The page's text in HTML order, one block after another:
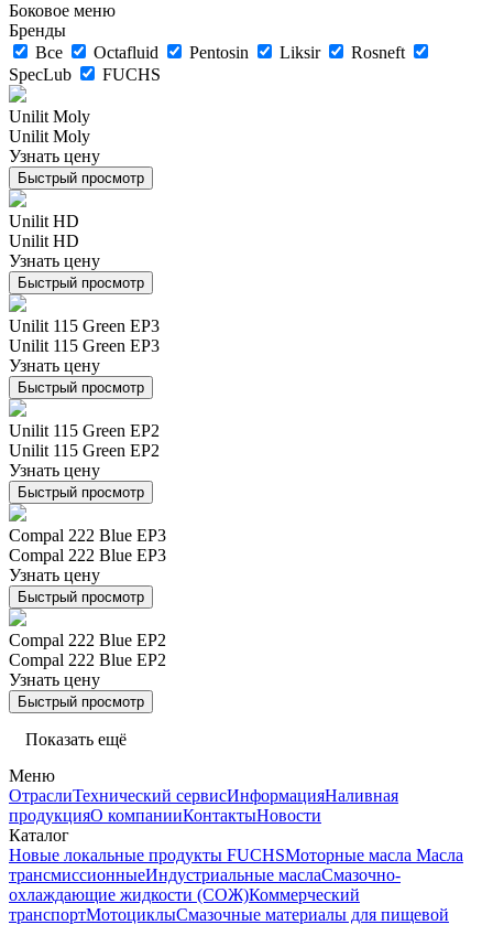
Боковое меню
Бренды
Все
Octafluid Pentosin Liksir
Rosneft
SpecLub
FUCHS
Unilit Moly
Unilit Moly
Узнать цену
Быстрый просмотр
Unilit HD
Unilit HD
Узнать цену
Быстрый просмотр
Unilit 115 Green EP3
Unilit 115 Green EP3
Узнать цену
Быстрый просмотр
Unilit 115 Green EP2
Unilit 115 Green EP2
Узнать цену
Быстрый просмотр
Compal 222 Blue EP3
Compal 222 Blue EP3
Узнать цену
Быстрый просмотр
Compal 222 Blue EP2
Compal 222 Blue EP2
Узнать цену
Быстрый просмотр
Показать ещё
Меню
ОтраслиТехнический сервисИнформацияНаливная
продукцияО компанииКонтактыНовости
Каталог
Новые локальные продукты FUCHSМоторные масла Масла
трансмиссионныеИндустриальные маслаСмазочно-
охлаждающие жидкости (СОЖ)Коммерческий
транспортМотоциклыСмазочные материалы для пищевой